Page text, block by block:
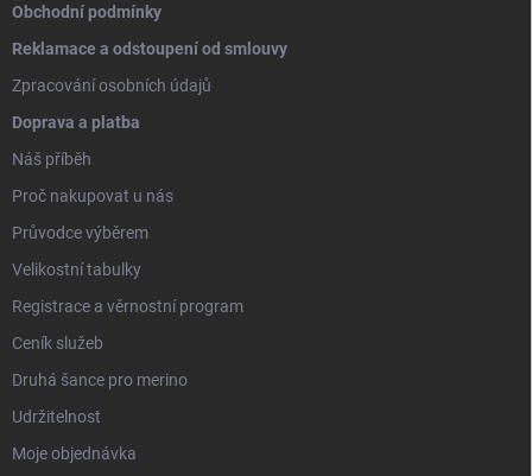
Obchodní podmínky
Reklamace a odstoupení od smlouvy
Zpracování osobních údajů
Doprava a platba
Náš příběh
Proč nakupovat u nás
Průvodce výběrem
Velikostní tabulky
Registrace a věrnostní program
Ceník služeb
Druhá šance pro merino
Udržitelnost
Moje objednávka